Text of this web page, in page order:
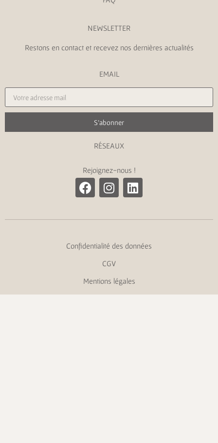
NEWSLETTER
Restons en contact et recevez nos dernières actualités
EMAIL
S'abonner
RÉSEAUX
Rejoignez-nous !
Confidentialité des données
CGV
Mentions légales